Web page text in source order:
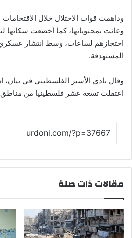
وداهمت قوات الاحتلال خلال
وعاثت بمحتوياتها، كما أخضعت سكانها
احتجازهم لساعات، وسط انتشار
المستهدفة.
وقال نادي الأسير الفلسطيني في بيان،
اعتقلت تسعة عشر فلسطينيا من
مقالات ذات صلة